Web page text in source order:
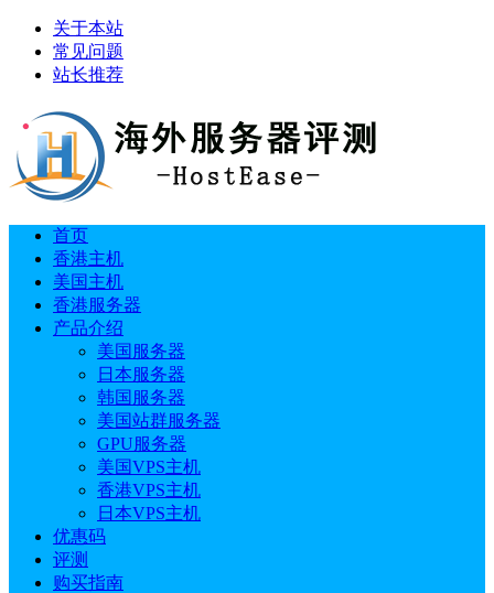
关于本站
常见问题
站长推荐
首页
香港主机
美国主机
香港服务器
产品介绍
美国服务器
日本服务器
韩国服务器
美国站群服务器
GPU服务器
美国VPS主机
香港VPS主机
日本VPS主机
优惠码
评测
购买指南